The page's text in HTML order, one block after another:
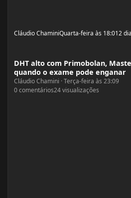
Cláudio ChaminiQuarta-feira às 18:012
DHT alto com Primobolan,
quando o exame pode enganar
Cláudio Chamini ·Terça-feira às 23:09
0comentários24visualizações